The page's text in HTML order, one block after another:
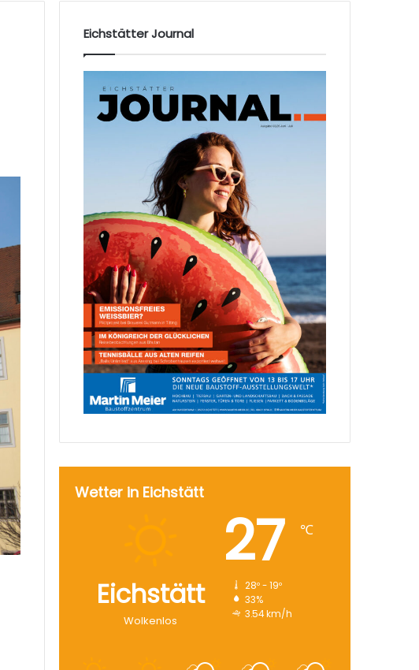
Eichstätter Journal
Wetter in Eichstätt
Eichstätt
Wolkenlos
27 ℃
28º - 19º
33%
3.54 km/h